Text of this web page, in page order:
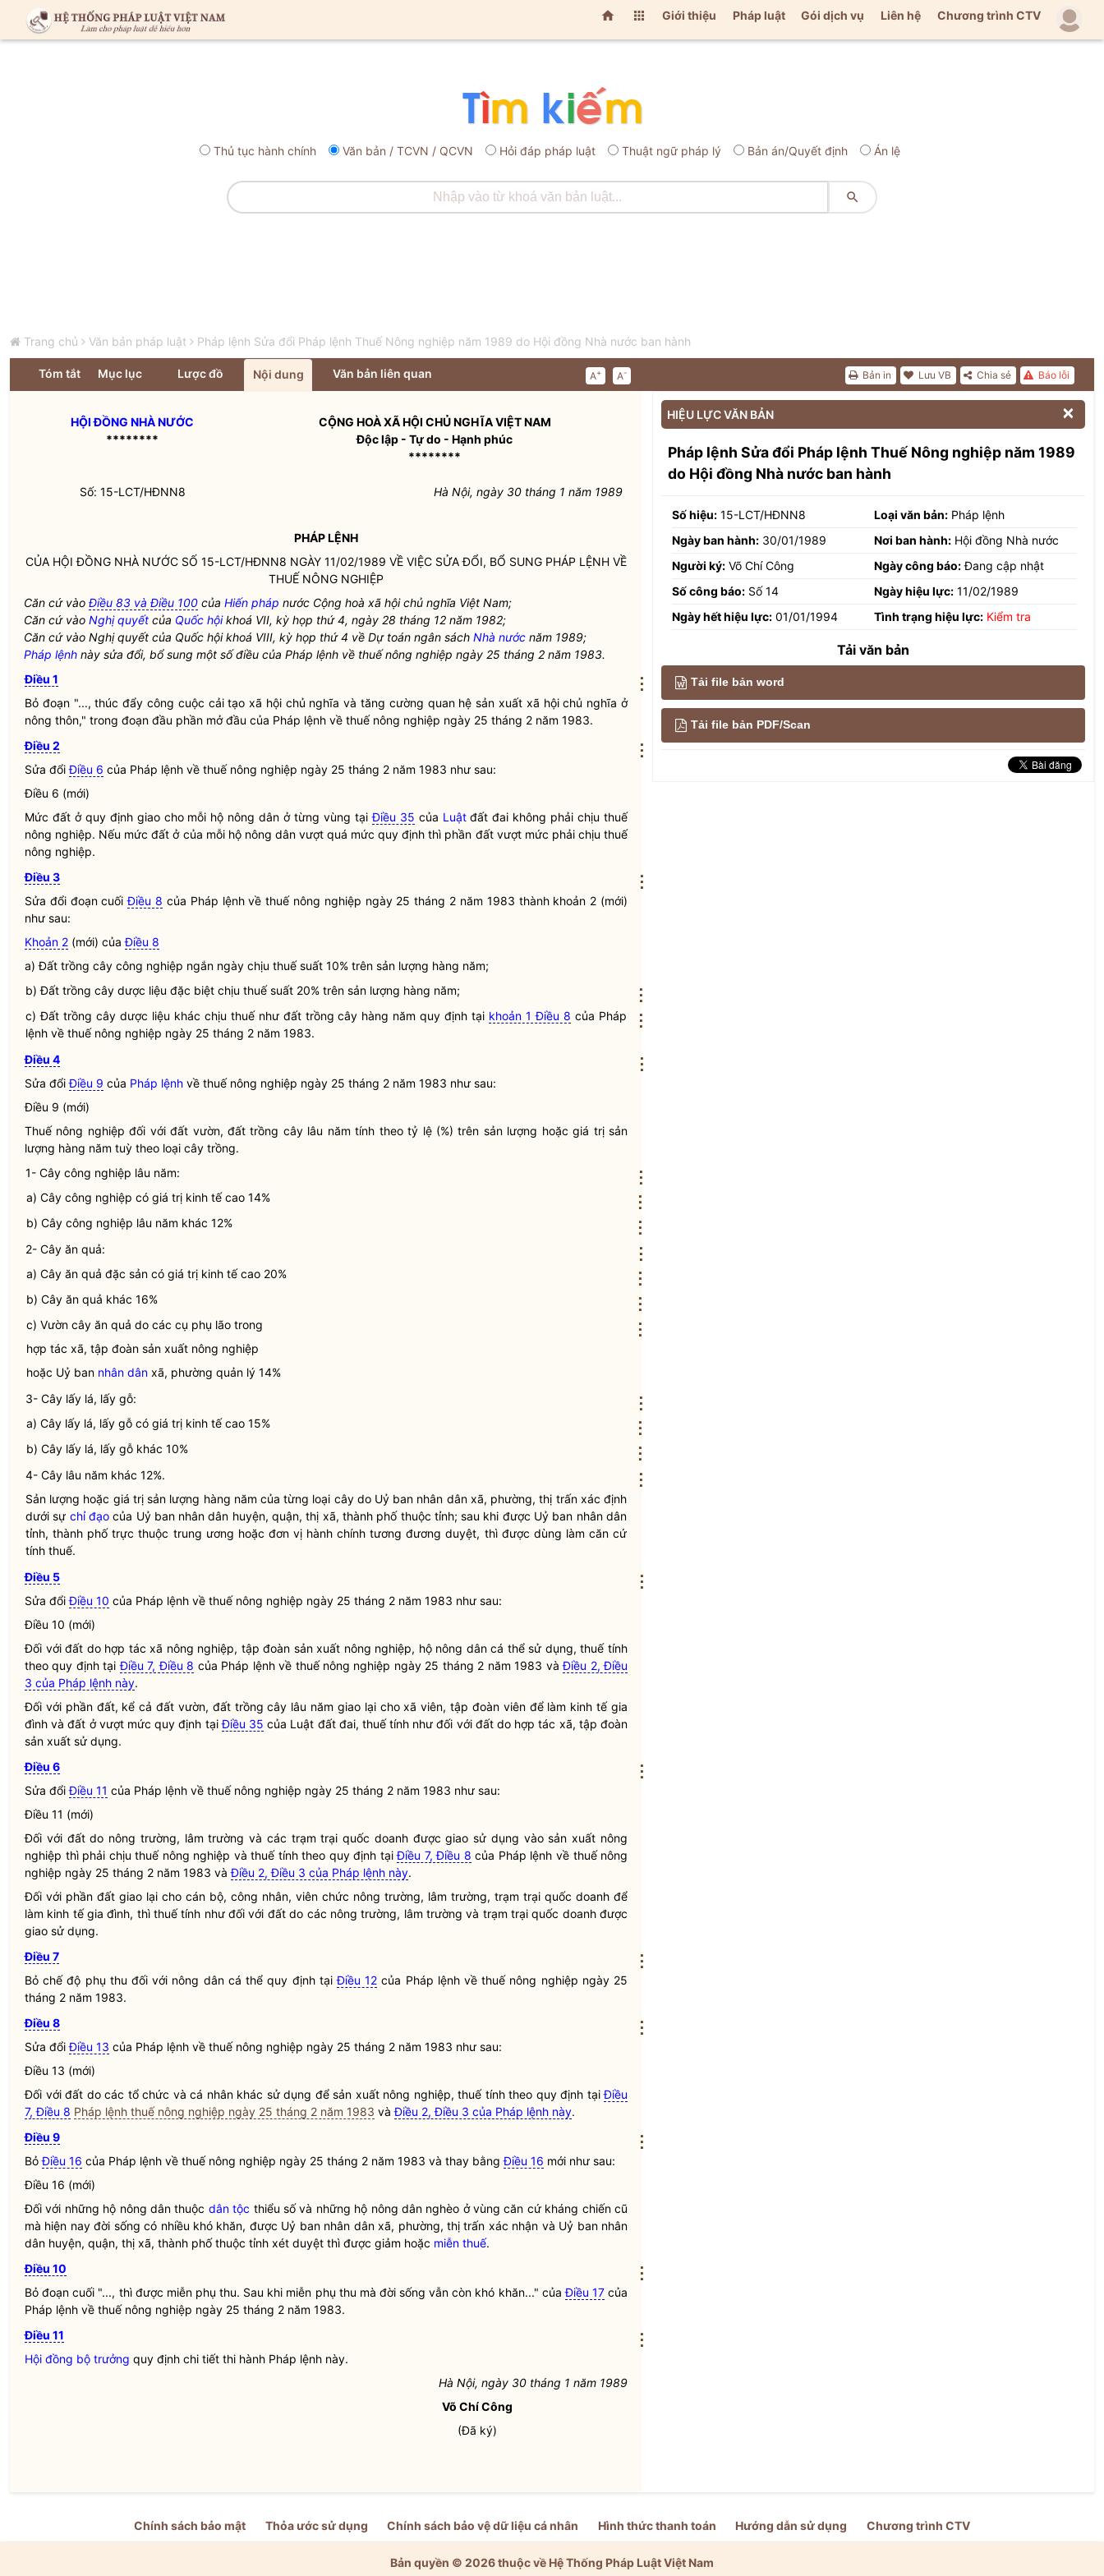
  Giới thiệu Pháp luật Gói dịch vụ Liên hệ Chương trình CTV
Thủ tục hành chính Văn bản / TCVN / QCVN Hỏi đáp pháp luật Thuật ngữ pháp lý Bản án/Quyết định Án lệ

Trang chủ Văn bản pháp luật Pháp lệnh Sửa đổi Pháp lệnh Thuế Nông nghiệp năm 1989 do Hội đồng Nhà nước ban hành
Tóm tắt Mục lục Lược đồ Nội dung Văn bản liên quan A+ A- Báo lỗi
Chia sẻ
Lưu VB
Bản in
HỘI ĐỒNG NHÀ NƯỚC
********
CỘNG HOÀ XÃ HỘI CHỦ NGHĨA VIỆT NAM
Độc lập - Tự do - Hạnh phúc
********
Số: 15-LCT/HĐNN8 Hà Nội, ngày 30 tháng 1 năm 1989
PHÁP LỆNH
CỦA HỘI ĐỒNG NHÀ NƯỚC SỐ 15-LCT/HĐNN8 NGÀY 11/02/1989 VỀ VIỆC SỬA ĐỔI, BỔ SUNG PHÁP LỆNH VỀ
THUẾ NÔNG NGHIỆP
Căn cứ vào Điều 83 và Điều 100 của Hiến pháp nước Cộng hoà xã hội chủ nghĩa Việt Nam;
Căn cứ vào Nghị quyết của Quốc hộikhoá VII, kỳ họp thứ 4, ngày 28 tháng 12 năm 1982;
Căn cứ vào Nghị quyết của Quốc hộikhoá VIII, kỳ họp thứ 4 về Dự toán ngân sách Nhà nước năm 1989;
Pháp lệnh này sửa đổi, bổ sung một số điều của Pháp lệnh về thuế nông nghiệp ngày 25 tháng 2 năm 1983.
Điều 1
Bỏ đoạn "..., thúc đẩy công cuộc cải tạo xã hội chủ nghĩa và tăng cường quan hệ sản xuất xã hội chủ nghĩa ở
nông thôn," trong đoạn đầu phần mở đầu của Pháp lệnh về thuế nông nghiệp ngày 25 tháng 2 năm 1983.
Điều 2
Sửa đổiĐiều 6 của Pháp lệnh về thuế nông nghiệp ngày 25 tháng 2 năm 1983 như sau:
Điều 6 (mới)
Mức đất ở quy định giao cho mỗi hộ nông dân ở từng vùng tạiĐiều 35 của Luậtđất đai không phải chịu thuế
nông nghiệp. Nếu mức đất ở của mỗi hộ nông dân vượt quá mức quy định thì phần đất vượt mức phải chịu thuế
nông nghiệp.
Điều 3
Sửa đổi đoạn cuốiĐiều 8 của Pháp lệnhvề thuế nông nghiệp ngày 25 tháng 2 năm 1983 thành khoản 2 (mới)
như sau:
Khoản 2 (mới) củaĐiều 8
a) Đất trồng cây công nghiệp ngắn ngày chịu thuế suất 10% trên sản lượng hàng năm;
b) Đất trồng cây dược liệu đặc biệt chịu thuế suất 20% trên sản lượng hàng năm;
c) Đất trồng cây dược liệu khác chịu thuế như đất trồng cây hàng năm quy định tại khoản 1 Điều 8 của Pháp
lệnh về thuế nông nghiệp ngày 25 tháng 2 năm 1983.
Điều 4
Sửa đổiĐiều 9 của Pháp lệnh về thuế nông nghiệp ngày 25 tháng 2 năm 1983 như sau:
Điều 9 (mới)
Thuế nông nghiệp đối với đất vườn, đất trồng cây lâu năm tính theo tỷ lệ (%) trên sản lượng hoặc giá trị sản
lượng hàng năm tuỳ theo loại cây trồng.
1- Cây công nghiệp lâu năm:
a) Cây công nghiệp có giá trị kinh tế cao 14%
b) Cây công nghiệp lâu năm khác 12%
2- Cây ăn quả:
a) Cây ăn quả đặc sản có giá trị kinh tế cao 20%
b) Cây ăn quả khác 16%
c) Vườn cây ăn quả do các cụ phụ lão trong
hợp tác xã, tập đoàn sản xuất nông nghiệp
hoặc Uỷ ban nhân dân xã, phường quản lý 14%
3- Cây lấy lá, lấy gỗ:
a) Cây lấy lá, lấy gỗ có giá trị kinh tế cao 15%
b) Cây lấy lá, lấy gỗ khác 10%
4- Cây lâu năm khác 12%.
Sản lượng hoặc giá trị sản lượng hàng năm của từng loại cây do Uỷ ban nhân dânxã, phường, thị trấn xác định
dưới sự chỉ đạocủa Uỷ ban nhân dân huyện, quận, thị xã, thành phố thuộc tỉnh; sau khi được Uỷ ban nhân dân
tỉnh, thành phố trực thuộc trung ương hoặc đơn vị hành chính tương đương duyệt, thì được dùng làm căn cứ
tính thuế.
Điều 5
Sửa đổiĐiều 10 của Pháp lệnh về thuế nông nghiệp ngày 25 tháng 2 năm 1983 như sau:
Điều 10 (mới)
Đối với đất do hợp tác xã nông nghiệp, tập đoàn sản xuất nông nghiệp, hộ nông dân cá thể sử dụng, thuế tính
theo quy định tạiĐiều 7, Điều 8 của Pháp lệnhvề thuế nông nghiệp ngày 25 tháng 2 năm 1983 vàĐiều 2, Điều
3 của Pháp lệnh này.
Đối với phần đất, kể cả đất vườn, đất trồng cây lâu năm giao lại cho xã viên, tập đoàn viên để làm kinh tế gia
đình và đất ở vượt mức quy định tạiĐiều 35 của Luật đất đai, thuế tính như đối với đất do hợp tác xã, tập đoàn
sản xuất sử dụng.
Điều 6
Sửa đổiĐiều 11 của Pháp lệnh về thuế nông nghiệp ngày 25 tháng 2 năm 1983 như sau:
Điều 11 (mới)
Đối với đất do nông trường, lâm trường và các trạm trại quốc doanh được giao sử dụng vào sản xuất nông
nghiệp thì phải chịu thuế nông nghiệp và thuế tính theo quy định tạiĐiều 7, Điều 8 của Pháp lệnh về thuế nông
nghiệp ngày 25 tháng 2 năm 1983 vàĐiều 2, Điều 3 của Pháp lệnh này.
Đối với phần đất giao lại cho cán bộ, công nhân, viên chức nông trường, lâm trường, trạm trại quốc doanh để
làm kinh tế gia đình, thì thuế tính như đối với đất do các nông trường, lâm trường và trạm trại quốc doanh được
giao sử dụng.
Điều 7
Bỏ chế độ phụ thu đối với nông dân cá thể quy định tạiĐiều 12 của Pháp lệnhvề thuế nông nghiệp ngày 25
tháng 2 năm 1983.
Điều 8
Sửa đổiĐiều 13 của Pháp lệnh về thuế nông nghiệp ngày 25 tháng 2 năm 1983 như sau:
Điều 13 (mới)
Đối với đất do các tổ chức và cá nhân khác sử dụng để sản xuất nông nghiệp, thuế tính theo quy định tạiĐiều
7, Điều 8 Pháp lệnh thuế nông nghiệp ngày 25 tháng 2 năm 1983 vàĐiều 2, Điều 3 của Pháp lệnh này.
Điều 9
BỏĐiều 16 của Pháp lệnh về thuế nông nghiệp ngày 25 tháng 2 năm 1983 và thay bằngĐiều 16 mới như sau:
Điều 16 (mới)
Đối với những hộ nông dân thuộc dân tộc thiểu số và những hộ nông dân nghèo ở vùng căn cứ kháng chiến cũ
mà hiện nay đời sống có nhiều khó khăn, được Uỷ ban nhân dânxã, phường, thị trấn xác nhận và Uỷ ban nhân
dân huyện, quận, thị xã, thành phố thuộc tỉnh xét duyệt thì được giảm hoặc miễn thuế.
Điều 10
Bỏ đoạn cuối "..., thì được miễn phụ thu. Sau khi miễn phụ thu mà đời sống vẫn còn khó khăn..." củaĐiều 17của
Pháp lệnh về thuế nông nghiệp ngày 25 tháng 2 năm 1983.
Điều 11
Hội đồng bộ trưởng quy định chi tiết thi hành Pháp lệnh này.
Hà Nội, ngày 30 tháng 1 năm 1989
Võ Chí Công
(Đã ký)
HIỆU LỰC VĂN BẢN 
Pháp lệnh Sửa đổi Pháp lệnh Thuế Nông nghiệp năm 1989
do Hội đồng Nhà nước ban hành
Số hiệu: 15-LCT/HĐNN8 Loại văn bản: Pháp lệnh
Ngày ban hành: 30/01/1989 Nơi ban hành: Hội đồng Nhà nước
Người ký: Võ Chí Công Ngày công báo:Đang cập nhật
Số công báo: Số 14 Ngày hiệu lực: 11/02/1989
Ngày hết hiệu lực: 01/01/1994 Tình trạng hiệu lực: Kiểm tra
Tải văn bản
Tải file bản word
Tải file bản PDF/Scan
Chính sách bảo mật Thỏa ước sử dụng Chính sách bảo vệ dữ liệu cá nhân Hình thức thanh toán Hướng dẫn sử dụng Chương trình CTV
Bản quyền © 2026 thuộc về Hệ Thống Pháp Luật Việt Nam
⋮
⋮
⋮
⋮
⋮
⋮
⋮
⋮
⋮
⋮
⋮
⋮
⋮
⋮
⋮
⋮
⋮
⋮
⋮
⋮
⋮
⋮
⋮
⋮